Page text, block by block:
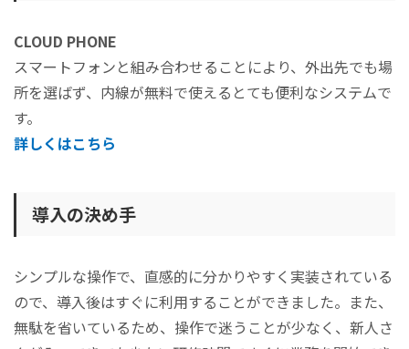
CLOUD PHONE
スマートフォンと組み合わせることにより、外出先でも場
所を選ばず、内線が無料で使えるとても便利なシステムで
す。
詳しくはこちら
導入の決め手
シンプルな操作で、直感的に分かりやすく実装されている
ので、導入後はすぐに利用することができました。また、
無駄を省いているため、操作で迷うことが少なく、新人さ